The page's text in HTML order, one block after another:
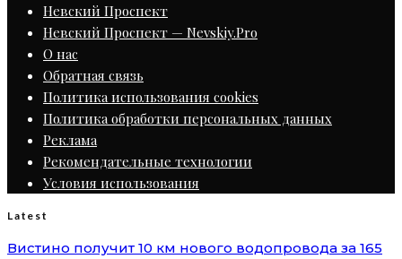
Невский Проспект
Невский Проспект — Nevskiy.Pro
О нас
Обратная связь
Политика использования cookies
Политика обработки персональных данных
Реклама
Рекомендательные технологии
Условия использования
Latest
Вистино получит 10 км нового водопровода за 165